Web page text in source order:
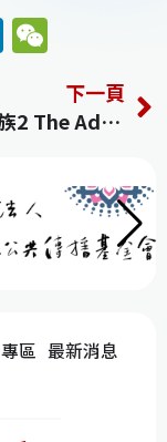
Li
n
k
e
n
C
h
at
下一頁
阿達一族2 The Addams Family 2
區 最新消息